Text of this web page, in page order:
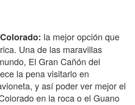
la mejor opción que
Una de las maravillas
El Gran Cañón del
la pena visitarlo en
y así poder ver mejor el
en la roca o el Guano